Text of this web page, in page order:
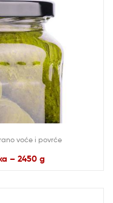
voće i povrće
– 2450 g